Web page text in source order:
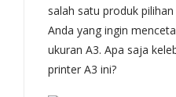
salah satu produk
Anda yang ingin
ukuran A3. Apa saja
printer A3 ini?